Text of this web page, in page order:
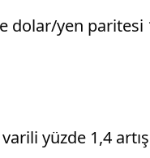
dolar/yen paritesi
yüzde 1,4